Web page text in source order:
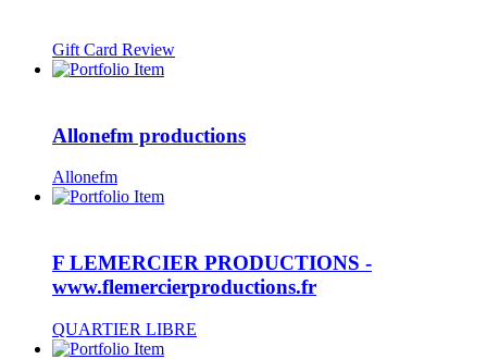
Gift Card Review
Allonefm productions
Allonefm
F LEMERCIER PRODUCTIONS -
www.flemercierproductions.fr
QUARTIER LIBRE